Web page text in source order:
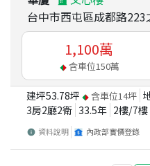
台中市西屯區成都路223
1,100萬
含車位150萬
建坪53.78坪 含車位14坪
3房2廳2衛 33.5年 2樓/7樓
資料說明 內政部實價登錄